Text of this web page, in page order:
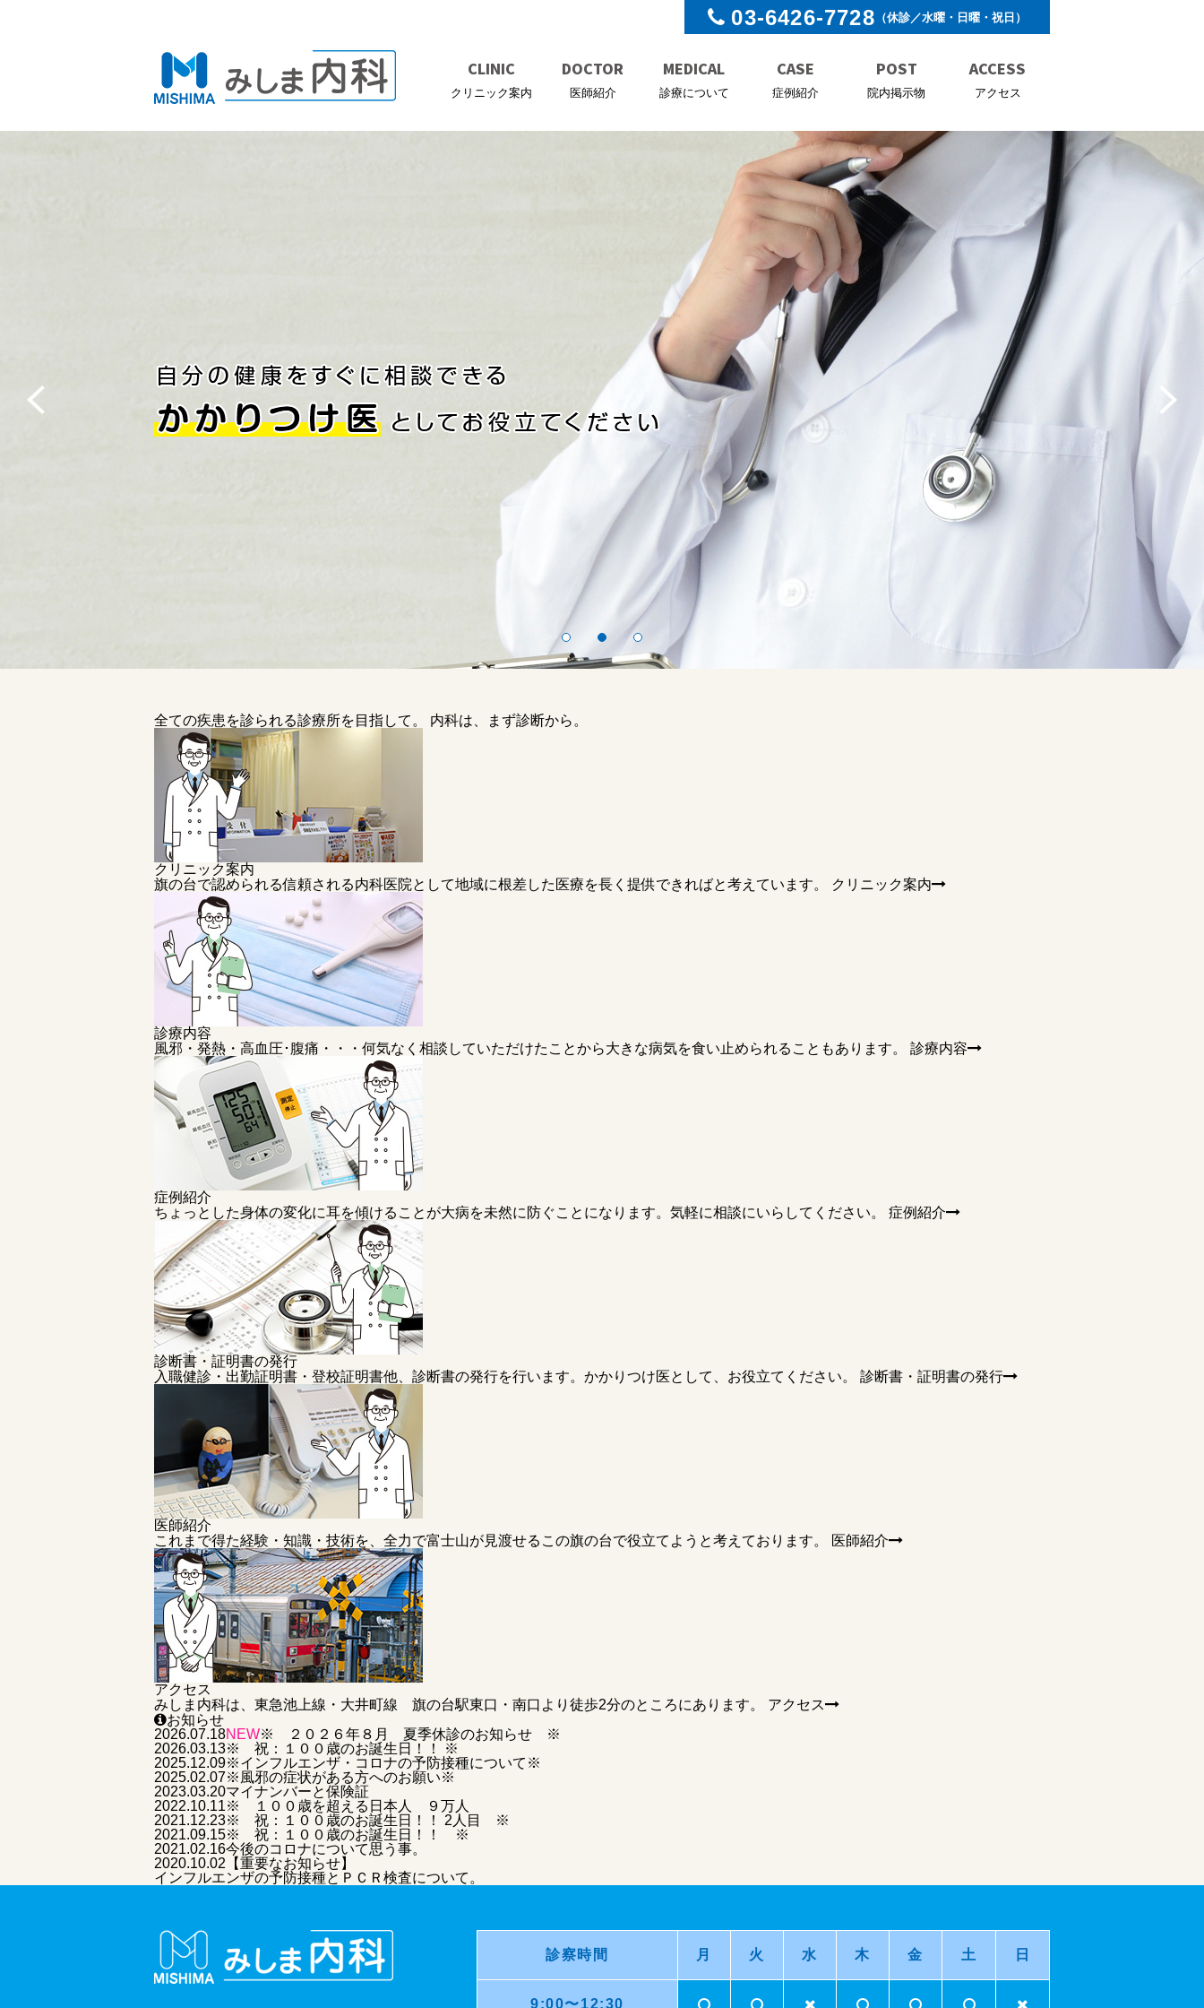
03-6426-7728 （休診／水曜・日曜・祝日）
CLINIC
クリニック案内
DOCTOR
医師紹介
MEDICAL
診療について
CASE
症例紹介
POST
院内掲示物
ACCESS
アクセス
全ての疾患を診られる診療所を目指して。 内科は、まず診断から。
クリニック案内
旗の台で認められる信頼される内科医院として地域に根差した医療を長く提供できればと考えています。
クリニック案内
診療内容
風邪・発熱・高血圧･腹痛・・・何気なく相談していただけたことから大きな病気を食い止められることもあります。
診療内容
症例紹介
ちょっとした身体の変化に耳を傾けることが大病を未然に防ぐことになります。気軽に相談にいらしてください。
症例紹介
診断書・証明書の発行
入職健診・出勤証明書・登校証明書他、診断書の発行を行います。かかりつけ医として、お役立てください。
診断書・証明書の発行
医師紹介
これまで得た経験・知識・技術を、全力で富士山が見渡せるこの旗の台で役立てようと考えております。
医師紹介
アクセス
みしま内科は、東急池上線・大井町線 旗の台駅東口・南口より徒歩2分のところにあります。
アクセス
お知らせ
2026.07.18NEW※ ２０２６年８月 夏季休診のお知らせ ※
2026.03.13※ 祝：１００歳のお誕生日！！ ※
2025.12.09※インフルエンザ・コロナの予防接種について※
2025.02.07※風邪の症状がある方へのお願い※
2023.03.20マイナンバーと保険証
2022.10.11※ １００歳を超える日本人 ９万人
2021.12.23※ 祝：１００歳のお誕生日！！ 2人目 ※
2021.09.15※ 祝：１００歳のお誕生日！！ ※
2021.02.16今後のコロナについて思う事。
2020.10.02 【重要なお知らせ】
インフルエンザの予防接種とＰＣＲ検査について。
診察時間 月 火 水 木 金 土 日
9:00〜12:30